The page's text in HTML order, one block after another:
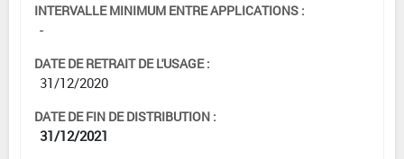
INTERVALLE MINIMUM ENTRE APPLICATIONS :
-
DATE DE RETRAIT DE L'USAGE :
31/12/2020
DATE DE FIN DE DISTRIBUTION :
31/12/2021